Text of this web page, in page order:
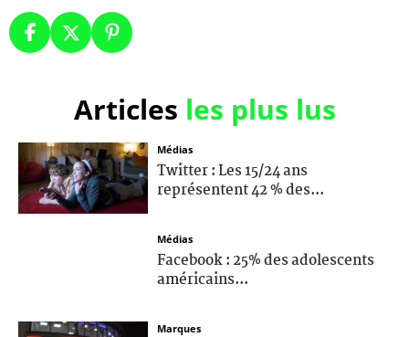
Articles les plus lus
Médias
Twitter : Les 15/24 ans
représentent 42 % des...
Médias
Facebook : 25% des adolescents
américains...
Marques